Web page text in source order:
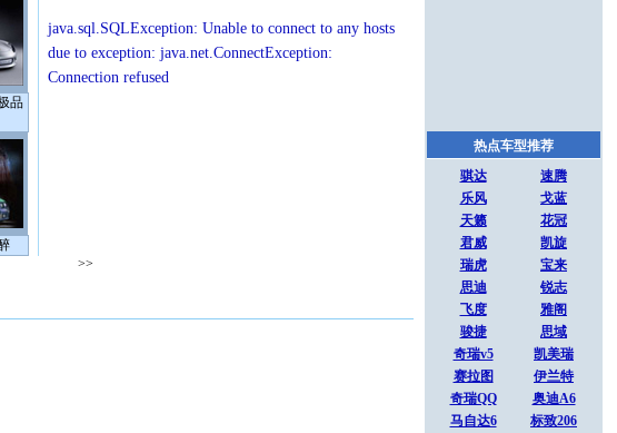
品
java.sql.SQLException: Unable to connect to any hosts
due to exception: java.net.ConnectException:
Connection refused
>>
热点车型推荐
骐达
速腾
乐风
戈蓝
天籁
花冠
君威
凯旋
瑞虎
宝来
思迪
锐志
飞度
雅阁
骏捷
思域
奇瑞v5
凯美瑞
赛拉图
伊兰特
奇瑞QQ
奥迪A6
马自达6
标致206